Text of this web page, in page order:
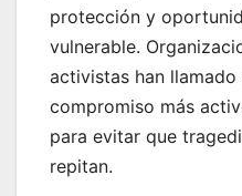
protección y
vulnerable.
activistas han
compromiso más
para evitar que
repitan.